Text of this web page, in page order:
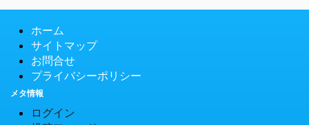
ホーム
サイトマップ
お問合せ
プライバシーポリシー
メタ情報
ログイン